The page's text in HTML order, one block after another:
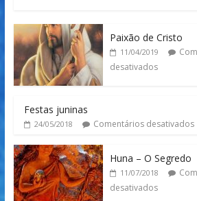
Paixão de Cristo
11/04/2019
desativados
Festas juninas
24/05/2018 Comentários desativados
Huna – O Segredo
11/07/2018
desativados